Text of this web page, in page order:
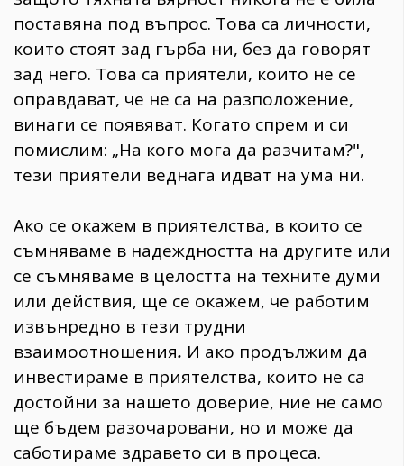
поставяна под въпрос. Това са личности,
които стоят зад гърба ни, без да говорят
зад него. Това са приятели, които не се
оправдават, че не са на разположение,
винаги се появяват. Когато спрем и си
помислим: „На кого мога да разчитам?",
тези приятели веднага идват на ума ни.
Ако се окажем в приятелства, в които се
съмняваме в надеждността на другите или
се съмняваме в целостта на техните думи
или действия, ще се окажем, че работим
извънредно в тези трудни
взаимоотношения. И ако продължим да
инвестираме в приятелства, които не са
достойни за нашето доверие, ние не само
ще бъдем разочаровани, но и може да
саботираме здравето си в процеса.